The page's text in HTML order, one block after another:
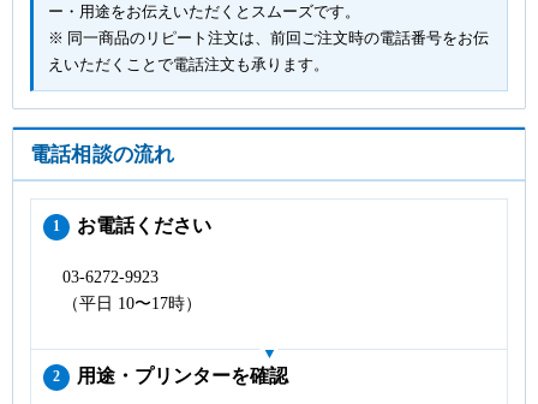
ー・用途をお伝えいただくとスムーズです。
※ 同一商品のリピート注文は、前回ご注文時の電話番号をお伝
えいただくことで電話注文も承ります。
電話相談の流れ
1 お電話ください
03-6272-9923
（平日 10〜17時）
2 用途・プリンターを確認